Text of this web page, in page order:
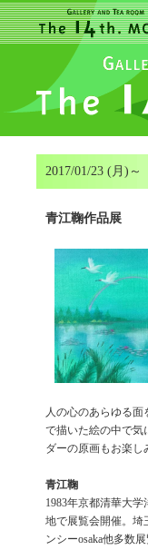
2017/01/23 (月)～
青江鞠作品展
人の心のあらゆる
で描いた絵の中で気
ダーの原画もお楽し
青江鞠
1983年京都清華大
地で展覧会開催。
ンシーosaka他多数